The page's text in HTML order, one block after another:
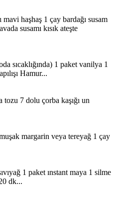
haşhaş 1 çay bardağı susam
susamı kısık ateşte
sıcaklığında) 1 paket vanilya 1
Hamur...
7 dolu çorba kaşığı un
margarin veya tereyağ 1 çay
1 paket ınstant maya 1 silme
dk...